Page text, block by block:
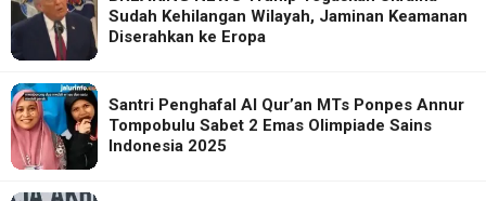
Sudah Kehilangan Wilayah, Jaminan Keamanan
Diserahkan ke Eropa
Santri Penghafal Al Qur’an MTs Ponpes Annur
Tompobulu Sabet 2 Emas Olimpiade Sains
Indonesia 2025